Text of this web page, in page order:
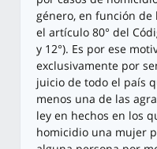
género, en función de
el artículo 80° del
y 12°). Es por ese
exclusivamente por
juicio de todo el país
menos una de las
ley en hechos en los
homicidio una mujer